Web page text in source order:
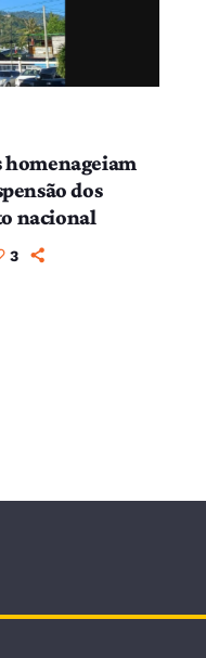
homenageiam
dos
nacional
3